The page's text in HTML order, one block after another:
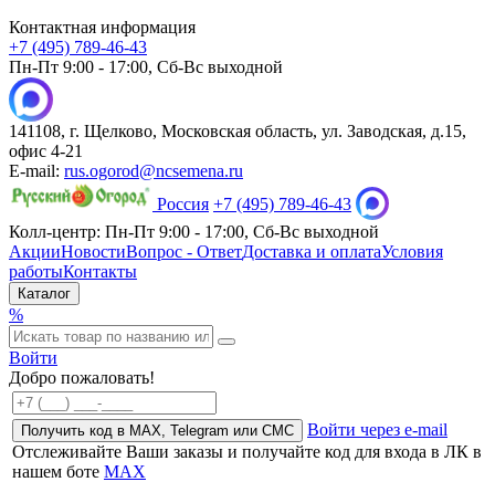
Контактная информация
+7 (495) 789-46-43
Пн-Пт 9:00 - 17:00, Сб-Вс выходной
141108, г. Щелково, Московская область, ул. Заводская, д.15,
офис 4-21
E-mail: rus.ogorod@ncsemena.ru
Россия +7 (495) 789-46-43
Колл-центр: Пн-Пт 9:00 - 17:00, Сб-Вс выходной
АкцииНовостиВопрос - ОтветДоставка и оплатаУсловия
работыКонтакты
Каталог
%
Войти
Добро пожаловать!
Получить код в MAX, Telegram или СМС
Войти через e-mail
Отслеживайте Ваши заказы и получайте код для входа в ЛК в
нашем боте MAX